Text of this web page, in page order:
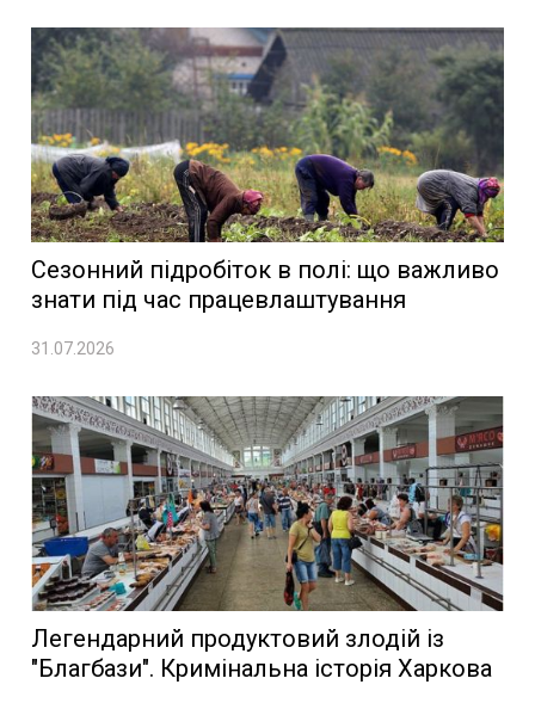
Сезонний підробіток в полі: що важливо
знати під час працевлаштування
31.07.2026
Легендарний продуктовий злодій із
"Благбази". Кримінальна історія Харкова